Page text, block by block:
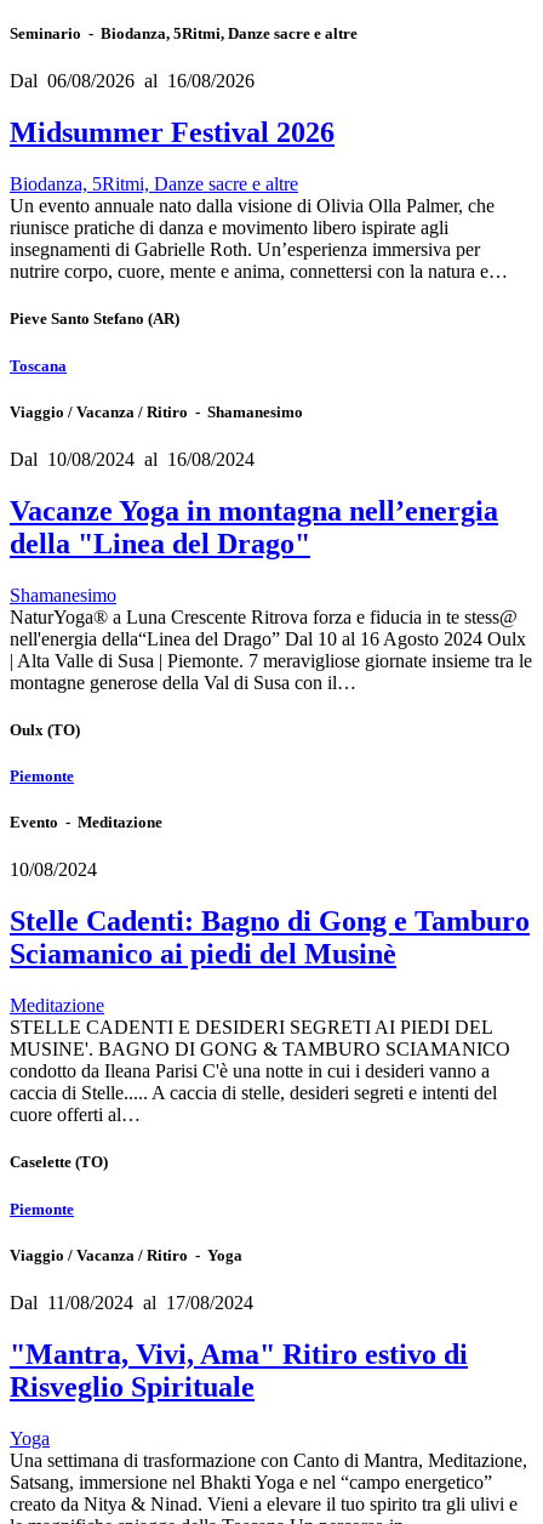
Seminario - Biodanza, 5Ritmi, Danze sacre e altre
Dal 06/08/2026 al 16/08/2026
Midsummer Festival 2026
Biodanza, 5Ritmi, Danze sacre e altre
Un evento annuale nato dalla visione di Olivia Olla Palmer, che
riunisce pratiche di danza e movimento libero ispirate agli
insegnamenti di Gabrielle Roth. Un’esperienza immersiva per
nutrire corpo, cuore, mente e anima, connettersi con la natura e…
Pieve Santo Stefano (AR)
Toscana
Viaggio / Vacanza / Ritiro - Shamanesimo
Dal 10/08/2024 al 16/08/2024
Vacanze Yoga in montagna nell’energia
della "Linea del Drago"
Shamanesimo
NaturYoga® a Luna Crescente Ritrova forza e fiducia in te stess@
nell'energia della“Linea del Drago” Dal 10 al 16 Agosto 2024 Oulx
| Alta Valle di Susa | Piemonte. 7 meravigliose giornate insieme tra le
montagne generose della Val di Susa con il…
Oulx (TO)
Piemonte
Evento - Meditazione
10/08/2024
Stelle Cadenti: Bagno di Gong e Tamburo
Sciamanico ai piedi del Musinè
Meditazione
STELLE CADENTI E DESIDERI SEGRETI AI PIEDI DEL
MUSINE'. BAGNO DI GONG & TAMBURO SCIAMANICO
condotto da Ileana Parisi C'è una notte in cui i desideri vanno a
caccia di Stelle..... A caccia di stelle, desideri segreti e intenti del
cuore offerti al…
Caselette (TO)
Piemonte
Viaggio / Vacanza / Ritiro - Yoga
Dal 11/08/2024 al 17/08/2024
"Mantra, Vivi, Ama" Ritiro estivo di
Risveglio Spirituale
Yoga
Una settimana di trasformazione con Canto di Mantra, Meditazione,
Satsang, immersione nel Bhakti Yoga e nel “campo energetico”
creato da Nitya & Ninad. Vieni a elevare il tuo spirito tra gli ulivi e